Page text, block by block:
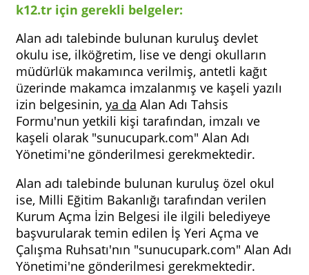
k12.tr için gerekli belgeler:
Alan adı talebinde bulunan kuruluş devlet
okulu ise, ilköğretim, lise ve dengi okulların
müdürlük makamınca verilmiş, antetli kağıt
üzerinde makamca imzalanmış ve kaşeli yazılı
izin belgesinin, ya da Alan Adı Tahsis
Formu'nun yetkili kişi tarafından, imzalı ve
kaşeli olarak "sunucupark.com" Alan Adı
Yönetimi'ne gönderilmesi gerekmektedir.
Alan adı talebinde bulunan kuruluş özel okul
ise, Milli Eğitim Bakanlığı tarafından verilen
Kurum Açma İzin Belgesi ile ilgili belediyeye
başvurularak temin edilen İş Yeri Açma ve
Çalışma Ruhsatı'nın "sunucupark.com" Alan Adı
Yönetimi'ne gönderilmesi gerekmektedir.